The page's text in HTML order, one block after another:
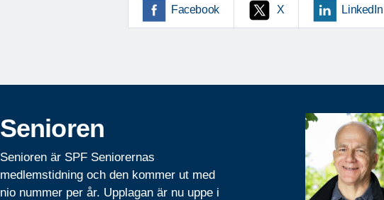
Facebook X LinkedIn
Senioren
Senioren är SPF Seniorernas
medlemstidning och den kommer ut med
nio nummer per år. Upplagan är nu uppe i